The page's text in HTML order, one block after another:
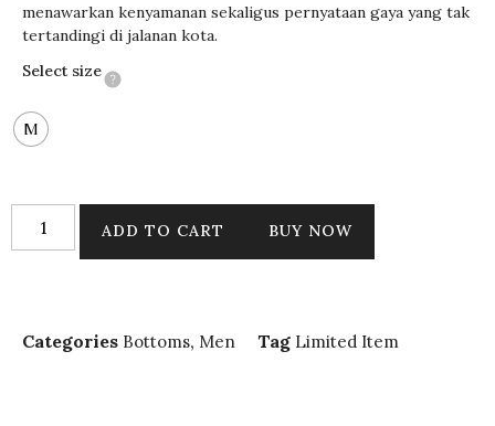
menawarkan kenyamanan sekaligus pernyataan gaya yang tak
tertandingi di jalanan kota.
Select size
M
ADD TO CART BUY NOW
Categories Bottoms, Men Tag Limited Item